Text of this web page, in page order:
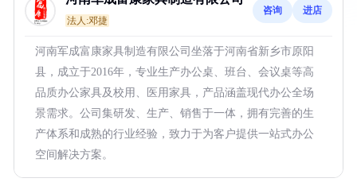
法人:邓捷
咨询 进店
河南军成富康家具制造有限公司坐落于河南省新乡市原阳
县，成立于2016年，专业生产办公桌、班台、会议桌等高
品质办公家具及校用、医用家具，产品涵盖现代办公全场
景需求。公司集研发、生产、销售于一体，拥有完善的生
产体系和成熟的行业经验，致力于为客户提供一站式办公
空间解决方案。